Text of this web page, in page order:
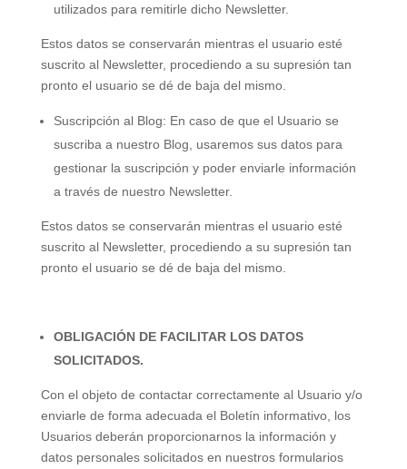
utilizados para remitirle dicho Newsletter.
Estos datos se conservarán mientras el usuario esté
suscrito al Newsletter, procediendo a su supresión tan
pronto el usuario se dé de baja del mismo.
Suscripción al Blog: En caso de que el Usuario se
suscriba a nuestro Blog, usaremos sus datos para
gestionar la suscripción y poder enviarle información
a través de nuestro Newsletter.
Estos datos se conservarán mientras el usuario esté
suscrito al Newsletter, procediendo a su supresión tan
pronto el usuario se dé de baja del mismo.
OBLIGACIÓN DE FACILITAR LOS DATOS
SOLICITADOS.
Con el objeto de contactar correctamente al Usuario y/o
enviarle de forma adecuada el Boletín informativo, los
Usuarios deberán proporcionarnos la información y
datos personales solicitados en nuestros formularios